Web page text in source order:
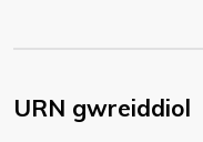
URN gwreiddiol